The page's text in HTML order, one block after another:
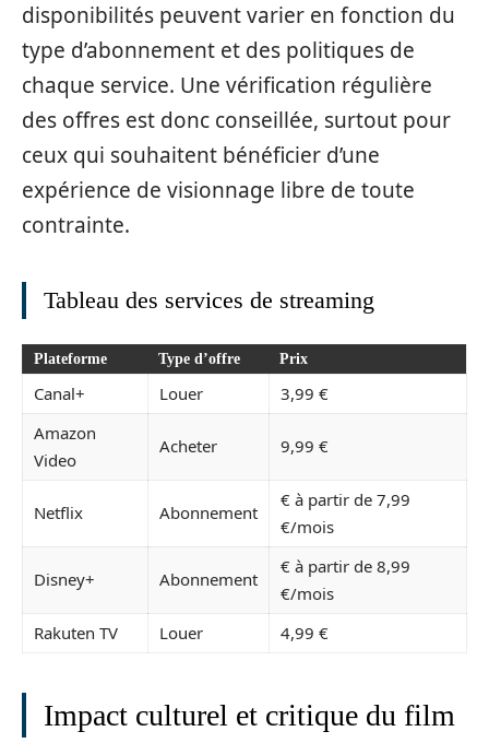
disponibilités peuvent varier en fonction du
type d’abonnement et des politiques de
chaque service. Une vérification régulière
des offres est donc conseillée, surtout pour
ceux qui souhaitent bénéficier d’une
expérience de visionnage libre de toute
contrainte.
Tableau des services de streaming
Plateforme Type d’offre Prix
Canal+ Louer
3,99 €
Amazon
Video
Acheter 9,99 €
Netflix Abonnement
€ à partir de 7,99
€/mois
Disney+ Abonnement
€ à partir de 8,99
€/mois
Rakuten TV
Louer 4,99 €
Impact culturel et critique du film